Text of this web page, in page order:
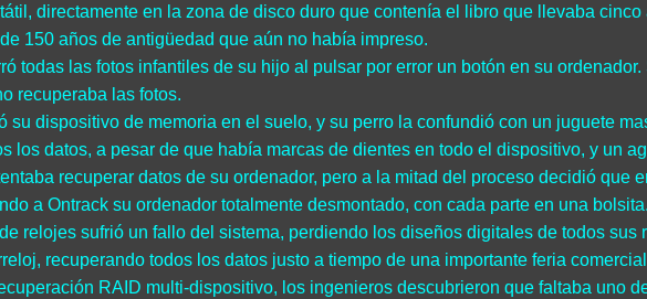
directamente en la zona de disco duro que contenía el libro que llevaba
150 años de antigüedad que aún no había impreso.
todas las fotos infantiles de su hijo al pulsar por error un botón en su
recuperaba las fotos.
su dispositivo de memoria en el suelo, y su perro la confundió con un juguete
los datos, a pesar de que había marcas de dientes en todo el dispositivo, y un
recuperar datos de su ordenador, pero a la mitad del proceso decidió que
a Ontrack su ordenador totalmente desmontado, con cada parte en una bolsita.
relojes sufrió un fallo del sistema, perdiendo los diseños digitales de todos sus
recuperando todos los datos justo a tiempo de una importante feria
RAID multi-dispositivo, los ingenieros descubrieron que faltaba uno